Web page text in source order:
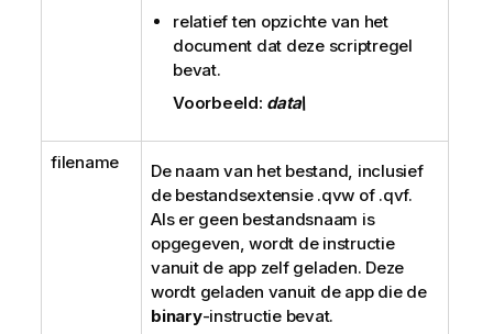
relatief ten opzichte van het
document dat deze scriptregel
bevat.
Voorbeeld: data\
filename
De naam van het bestand, inclusief
de bestandsextensie .qvw of .qvf.
Als er geen bestandsnaam is
opgegeven, wordt de instructie
vanuit de app zelf geladen. Deze
wordt geladen vanuit de app die de
binary-instructie bevat.